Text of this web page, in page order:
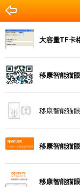
大容量TF卡
移康智能猫
移康智能猫
移康智能猫
移康智能猫